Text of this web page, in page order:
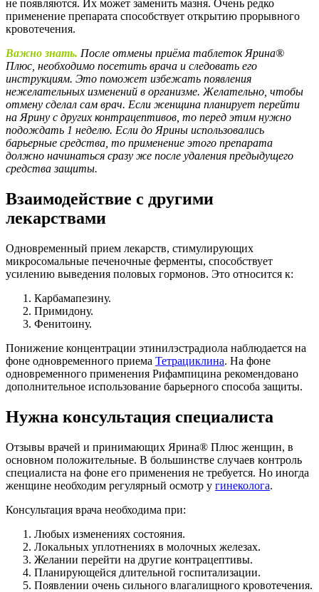
не появляются. Их может заменить мазня. Очень редко
применение препарата способствует открытию прорывного
кровотечения.
Важно знать. После отмены приёма таблеток Ярина®
Плюс, необходимо посетить врача и следовать его
инструкциям. Это поможет избежать появления
нежелательных изменений в организме. Желательно, чтобы
отмену сделал сам врач. Если женщина планирует перейти
на Ярину с других контрацептивов, то перед этим нужно
подождать 1 неделю. Если до Ярины использовались
барьерные средства, то применение этого препарата
должно начинаться сразу же после удаления предыдущего
средства защиты.
Взаимодействие с другими
лекарствами
Одновременный прием лекарств, стимулирующих
микросомальные печеночные ферменты, способствует
усилению выведения половых гормонов. Это относится к:
Карбамапезину.
Примидону.
Фенитоину.
Понижение концентрации этинилэстрадиола наблюдается на
фоне одновременного приема Тетрациклина. На фоне
одновременного применения Рифампицина рекомендовано
дополнительное использование барьерного способа защиты.
Нужна консультация специалиста
Отзывы врачей и принимающих Ярина® Плюс женщин, в
основном положительные. В большинстве случаев контроль
специалиста на фоне его применения не требуется. Но иногда
женщине необходим регулярный осмотр у гинеколога.
Консультация врача необходима при:
Любых изменениях состояния.
Локальных уплотнениях в молочных железах.
Желании перейти на другие контрацептивы.
Планирующейся длительной госпитализации.
Появлении очень сильного влагалищного кровотечения.